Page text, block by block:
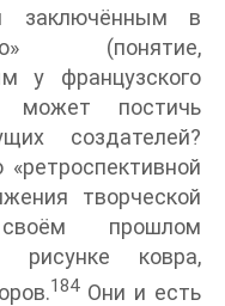
заключённым в
(понятие,
у французского
может постичь
создателей?
творческой
прошлом
рисунке ковра,
184Они и есть